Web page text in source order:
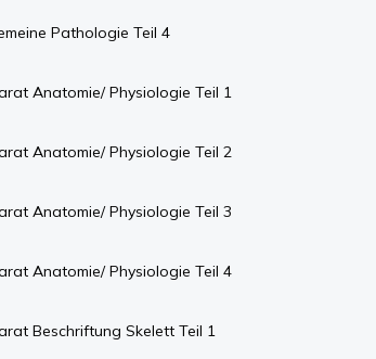
Pathologie Teil 4
Anatomie/ Physiologie Teil 1
Anatomie/ Physiologie Teil 2
Anatomie/ Physiologie Teil 3
Anatomie/ Physiologie Teil 4
Beschriftung Skelett Teil 1